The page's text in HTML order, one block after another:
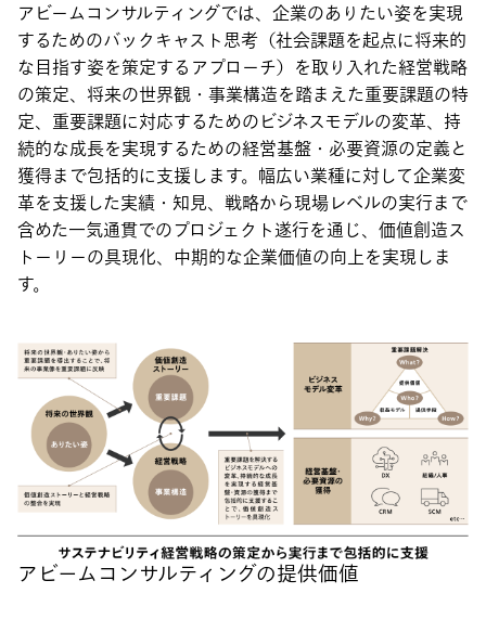
アビームコンサルティングでは、企業のありたい姿を実現
するためのバックキャスト思考（社会課題を起点に将来的
な目指す姿を策定するアプローチ）を取り入れた経営戦略
の策定、将来の世界観・事業構造を踏まえた重要課題の特
定、重要課題に対応するためのビジネスモデルの変革、持
続的な成長を実現するための経営基盤・必要資源の定義と
獲得まで包括的に支援します。幅広い業種に対して企業変
革を支援した実績・知見、戦略から現場レベルの実行まで
含めた一気通貫でのプロジェクト遂行を通じ、価値創造ス
トーリーの具現化、中期的な企業価値の向上を実現しま
す。
アビームコンサルティングの提供価値